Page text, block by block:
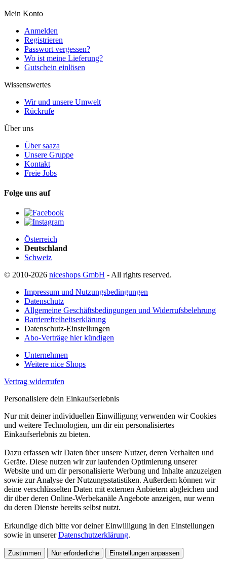
Mein Konto
Anmelden
Registrieren
Passwort vergessen?
Wo ist meine Lieferung?
Gutschein einlösen
Wissenswertes
Wir und unsere Umwelt
Rückrufe
Über uns
Über saaza
Unsere Gruppe
Kontakt
Freie Jobs
Folge uns auf
Österreich
Deutschland
Schweiz
© 2010-2026 niceshops GmbH - All rights reserved.
Impressum und Nutzungsbedingungen
Datenschutz
Allgemeine Geschäftsbedingungen und Widerrufsbelehrung
Barrierefreiheitserklärung
Datenschutz-Einstellungen
Abo-Verträge hier kündigen
Unternehmen
Weitere nice Shops
Vertrag widerrufen
Personalisiere dein Einkaufserlebnis
Nur mit deiner individuellen Einwilligung verwenden wir Cookies
und weitere Technologien, um dir ein personalisiertes
Einkaufserlebnis zu bieten.
Dazu erfassen wir Daten über unsere Nutzer, deren Verhalten und
Geräte. Diese nutzen wir zur laufenden Optimierung unserer
Website und um dir personalisierte Werbung und Inhalte anzuzeigen
sowie zur Analyse der Nutzungsstatistiken. Außerdem können wir
deine verschlüsselten Daten mit externen Anbietern abgleichen und
dir über deren Online-Werbekanäle Angebote anzeigen, nur wenn
du deren Dienste bereits selbst nutzt.
Erkundige dich bitte vor deiner Einwilligung in den Einstellungen
sowie in unsererDatenschutzerklärung.
Zustimmen Nur erforderliche Einstellungen anpassen